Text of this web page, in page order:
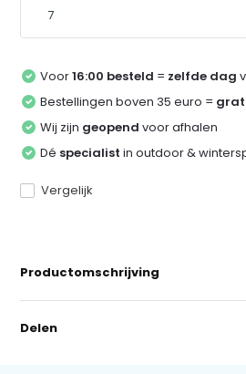
Voor16:00 besteld = zelfde dag
Bestellingen boven 35 euro =
Wij zijn geopend voor afhalen
Dé specialist in outdoor &
Vergelijk
Productomschrijving
Delen